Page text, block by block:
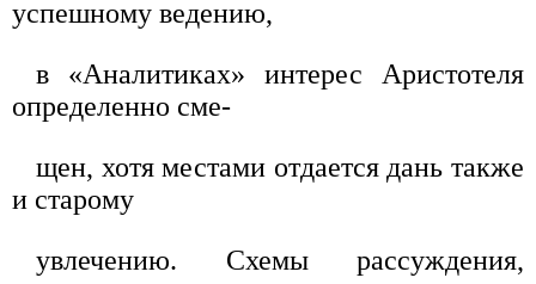
успешному ведению,
в «Аналитиках» интерес Аристотеля
определенно сме-
щен, хотя местами отдается дань также
и старому
увлечению. Схемы рассуждения,